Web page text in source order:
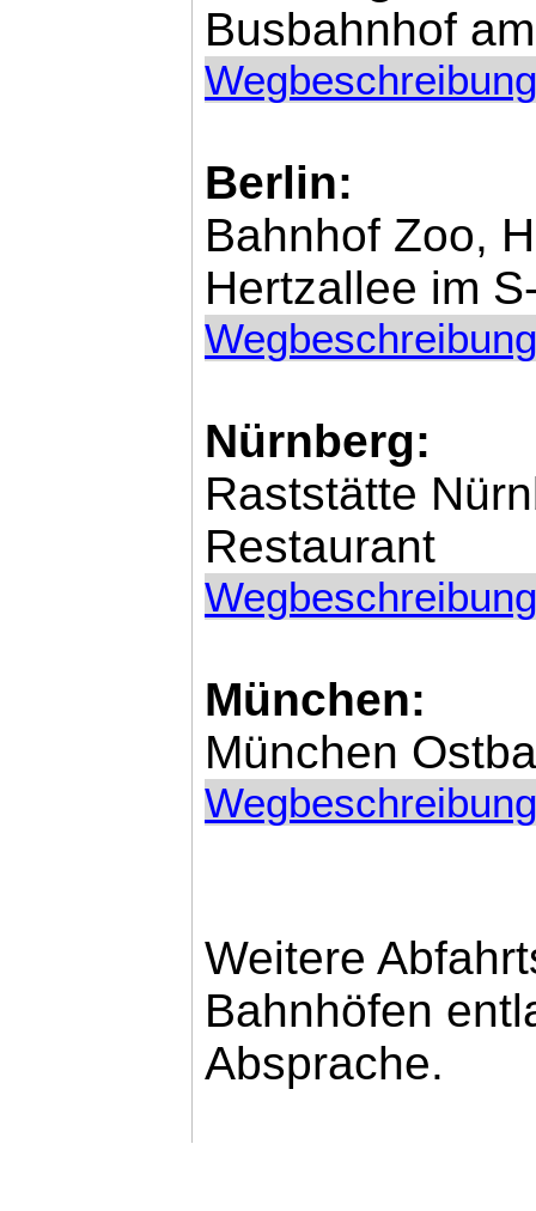
Busbahnhof
Berlin:
Bahnhof Zoo,
Hertzallee im
Nürnberg:
Raststätte
Restaurant
München:
München
Weitere
Bahnhöfen
Absprache.